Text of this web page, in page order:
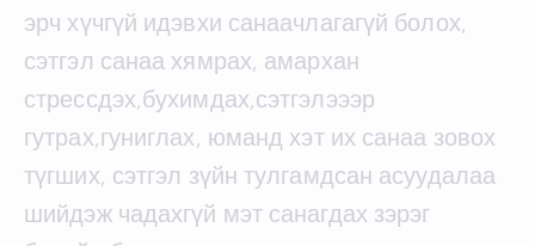
эрч хүчгүй идэвхи санаачлагагүй болох,
сэтгэл санаа хямрах, амархан
стрессдэх,бухимдах,сэтгэлэээр
гутрах,гуниглах, юманд хэт их санаа зовох
түгших, сэтгэл зүйн тулгамдсан асуудалаа
шийдэж чадахгүй мэт санагдах зэрэг